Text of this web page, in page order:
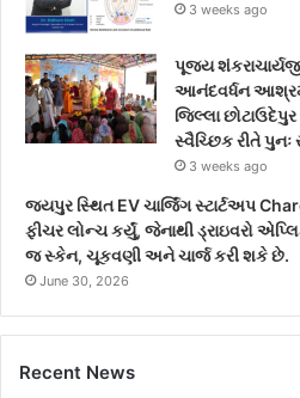
3 weeks ago
પૂજ્ય
આનંદવર્ધન આશ્રમ,
જિલ્લા
સ્વૈચ્છિક રીતે પુનઃ
3 weeks ago
જયપુર સ્થિત EV ચાર્જિંગ સ્ટાર્ટઅપ
ફીચર લોન્ચ કર્યું, જેનાથી ડ્રાઇવરો
જ સ્કેન, ચૂકવણી અને ચાર્જ કરી શકે છે.
June 30, 2026
Recent News